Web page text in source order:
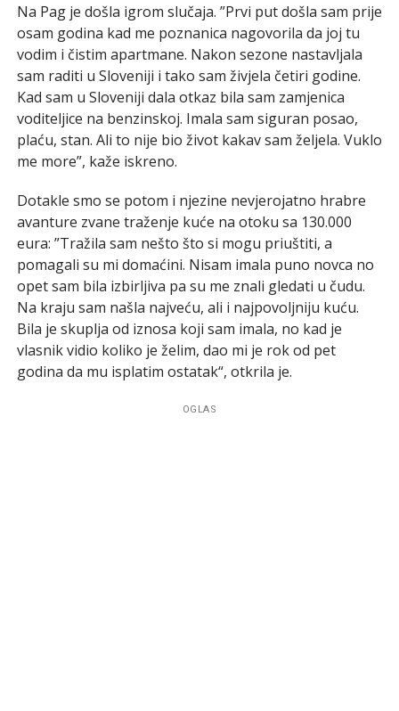
Na Pag je došla igrom slučaja. ”Prvi put došla sam prije
osam godina kad me poznanica nagovorila da joj tu
vodim i čistim apartmane. Nakon sezone nastavljala
sam raditi u Sloveniji i tako sam živjela četiri godine.
Kad sam u Sloveniji dala otkaz bila sam zamjenica
voditeljice na benzinskoj. Imala sam siguran posao,
plaću, stan. Ali to nije bio život kakav sam željela. Vuklo
me more”, kaže iskreno.
Dotakle smo se potom i njezine nevjerojatno hrabre
avanture zvane traženje kuće na otoku sa 130.000
eura: ”Tražila sam nešto što si mogu priuštiti, a
pomagali su mi domaćini. Nisam imala puno novca no
opet sam bila izbirljiva pa su me znali gledati u čudu.
Na kraju sam našla najveću, ali i najpovoljniju kuću.
Bila je skuplja od iznosa koji sam imala, no kad je
vlasnik vidio koliko je želim, dao mi je rok od pet
godina da mu isplatim ostatak“, otkrila je.
OGLAS